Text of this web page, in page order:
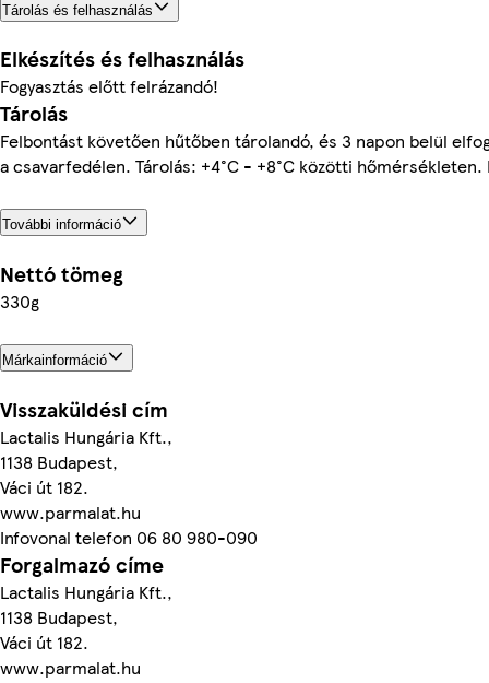
Tárolás és felhasználás
Elkészítés és felhasználás
Fogyasztás előtt felrázandó!
Tárolás
Felbontást követően hűtőben tárolandó, és 3 napon belül
a csavarfedélen. Tárolás: +4°C - +8°C közötti hőmérsékleten.
További információ
Nettó tömeg
330g
Márkainformáció
Visszaküldési cím
Lactalis Hungária Kft.,
1138 Budapest,
Váci út 182.
www.parmalat.hu
Infovonal telefon 06 80 980-090
Forgalmazó címe
Lactalis Hungária Kft.,
1138 Budapest,
Váci út 182.
www.parmalat.hu